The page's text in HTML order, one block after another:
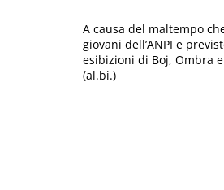
A causa del maltempo
giovani dell’ANPI e
esibizioni di Boj, Ombra
(al.bi.)